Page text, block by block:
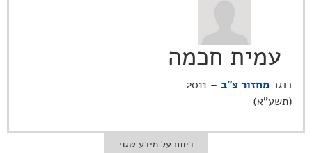
עמית חכמה
בוגר מחזור צ"ב
– 2011
(תשע"א)
דיווח על מידע שגוי